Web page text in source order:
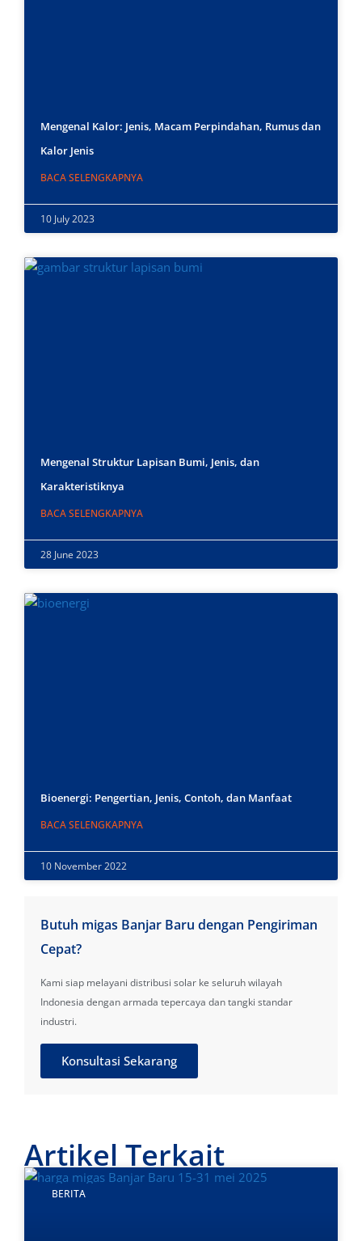
Mengenal Kalor: Jenis, Macam Perpindahan, Rumus dan
Kalor Jenis
BACA SELENGKAPNYA
10 July 2023
Mengenal Struktur Lapisan Bumi, Jenis, dan
Karakteristiknya
BACA SELENGKAPNYA
28 June 2023
Bioenergi: Pengertian, Jenis, Contoh, dan Manfaat
BACA SELENGKAPNYA
10 November 2022
Butuh migas Banjar Baru dengan Pengiriman
Cepat?
Kami siap melayani distribusi solar ke seluruh wilayah
Indonesia dengan armada tepercaya dan tangki standar
industri.
Konsultasi Sekarang
Artikel Terkait
BERITA